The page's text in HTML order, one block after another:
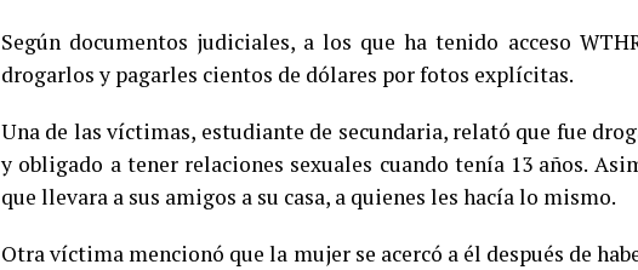
Según documentos judiciales, a los que ha tenido acceso
drogarlos y pagarles cientos de dólares por fotos explícitas.
Una de las víctimas, estudiante de secundaria, relató que fue
y obligado a tener relaciones sexuales cuando tenía 13 años.
que llevara a sus amigos a su casa, a quienes les hacía lo mismo.
Otra víctima mencionó que la mujer se acercó a él después de